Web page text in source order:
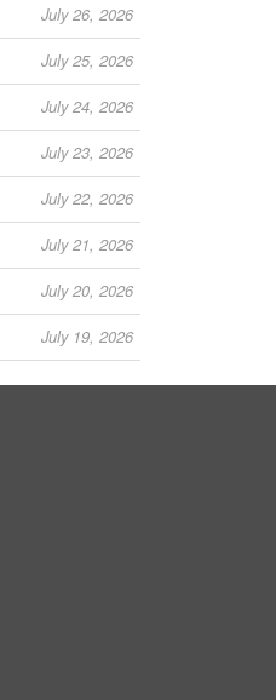
July 26, 2026
July 25, 2026
July 24, 2026
July 23, 2026
July 22, 2026
July 21, 2026
July 20, 2026
July 19, 2026